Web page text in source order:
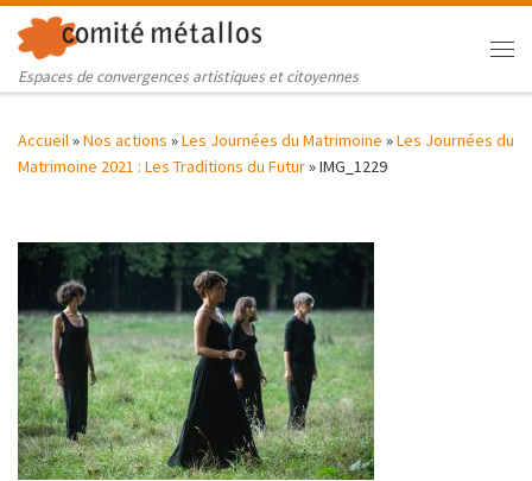
Skip to content
Espaces de convergences artistiques et citoyennes
Accueil»Nos actions »Les Journées du Matrimoine »Les Journées du
Matrimoine 2021 : Les Traditions du Futur»IMG_1229